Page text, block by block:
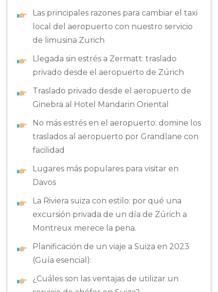
Las principales razones para cambiar el taxi
local del aeropuerto con nuestro servicio
de limusina Zurich
Llegada sin estrés a Zermatt: traslado
privado desde el aeropuerto de Zúrich
Traslado privado desde el aeropuerto de
Ginebra al Hotel Mandarin Oriental
No más estrés en el aeropuerto: domine los
traslados al aeropuerto por Grandlane con
facilidad
Lugares más populares para visitar en
Davos
La Riviera suiza con estilo: por qué una
excursión privada de un día de Zúrich a
Montreux merece la pena.
Planificación de un viaje a Suiza en 2023
(Guía esencial):
¿Cuáles son las ventajas de utilizar un